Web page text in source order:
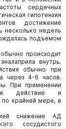
сердечных
гипотензия
достижение
несколько недель
подъемом
происходит
внутрь.
обычно при
через 4-6 часов.
При применении
действие и
крайней мере, в
снижение АД
сосудистого